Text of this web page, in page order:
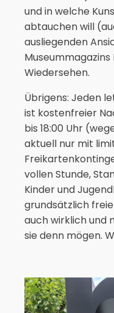
und in welche
abtauchen will
ausliegenden
Museummagazins
Wiedersehen.
Übrigens: Jeden
ist kostenfreier
bis 18:00 Uhr
aktuell nur mit
vollen Stunde,
Kinder und
grundsätzlich
auch wirklich und
sie denn mögen.